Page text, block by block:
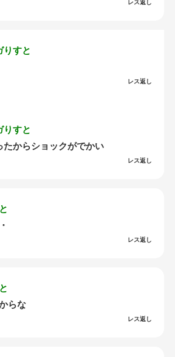
レス返し
りすと
レス返し
りすと
たからショックがでかい
レス返し
レス返し
らな
レス返し